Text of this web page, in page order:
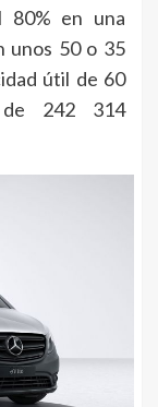
80% en una
unos 50 o 35
útil de 60
de 242 314